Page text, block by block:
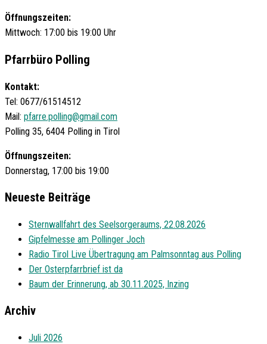
Öffnungszeiten:
Mittwoch: 17:00 bis 19:00 Uhr
Pfarrbüro Polling
Kontakt:
Tel: 0677/61514512
Mail: pfarre.polling@gmail.com
Polling 35, 6404 Polling in Tirol
Öffnungszeiten:
Donnerstag, 17:00 bis 19:00
Neueste Beiträge
Sternwallfahrt des Seelsorgeraums, 22.08.2026
Gipfelmesse am Pollinger Joch
Radio Tirol Live Übertragung am Palmsonntag aus Polling
Der Osterpfarrbrief ist da
Baum der Erinnerung, ab 30.11.2025, Inzing
Archiv
Juli 2026